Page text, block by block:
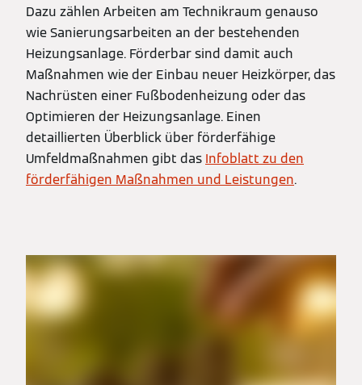
Dazu zählen Arbeiten am Technikraum genauso
wie Sanierungsarbeiten an der bestehenden
Heizungsanlage. Förderbar sind damit auch
Maßnahmen wie der Einbau neuer Heizkörper, das
Nachrüsten einer Fußbodenheizung oder das
Optimieren der Heizungsanlage. Einen
detaillierten Überblick über förderfähige
Umfeldmaßnahmen gibt das Infoblatt zu den
förderfähigen Maßnahmen und Leistungen.